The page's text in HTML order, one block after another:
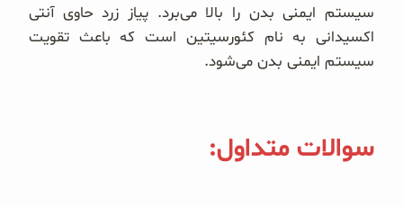
سیستم ایمنی بدن را بالا می‌برد. پیاز زرد حاوی آنتی
اکسیدانی به نام کئورسیتین است که باعث تقویت
سیستم ایمنی بدن می‌شود.
سوالات متداول: